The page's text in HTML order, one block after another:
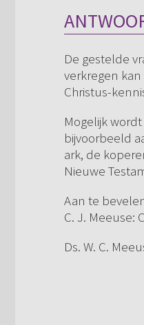
De gestelde
verkregen kan
Christus-
Mogelijk
bijvoorbeeld
ark, de
Nieuwe
Aan te
C. J. Meeuse:
Ds. W. C.